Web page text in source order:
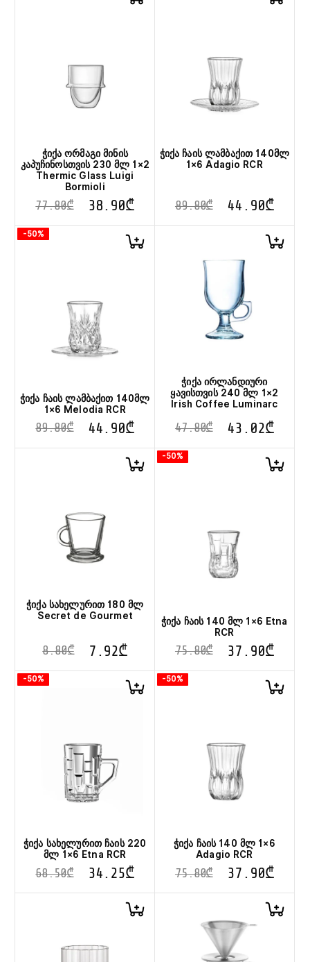
ჭიქა ორმაგი მინის
კაპუჩინოსთვის 230 მლ 1×2
Thermic Glass Luigi
Bormioli
77.80₾ 38.90₾
ჭიქა ჩაის ლამბაქით 140მლ
1×6 Adagio RCR
89.80₾ 44.90₾
-50%
ჭიქა ჩაის ლამბაქით 140მლ
1×6 Melodia RCR
89.80₾ 44.90₾
ჭიქა ირლანდიური
ყავისთვის 240 მლ 1×2
Irish Coffee Luminarc
47.80₾ 43.02₾
ჭიქა სახელურით 180 მლ
Secret de Gourmet
8.80₾ 7.92₾
-50%
ჭიქა ჩაის 140 მლ 1×6 Etna
RCR
75.80₾ 37.90₾
-50%
ჭიქა სახელურით ჩაის 220
მლ 1×6 Etna RCR
68.50₾ 34.25₾
-50%
ჭიქა ჩაის 140 მლ 1×6
Adagio RCR
75.80₾ 37.90₾